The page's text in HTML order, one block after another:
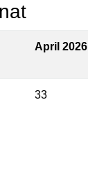
April 2026
33